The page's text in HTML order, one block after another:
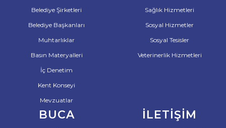
Belediye Şirketleri
Belediye Başkanları
Muhtarlıklar
Basın Materyalleri
İç Denetim
Kent Konseyi
Mevzuatlar
Sağlık Hizmetleri
Sosyal Hizmetler
Sosyal Tesisler
Veterinerlik Hizmetleri
BUCA İLETIŞIM